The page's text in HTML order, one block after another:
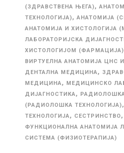
(ЗДРАВСТВЕНА ЊЕГА),
ТЕХНОЛОГИЈА), АНАТОМИЈА
АНАТОМИЈА И ХИСТОЛОГИЈА
ЛАБОРАТОРИЈСКА
ХИСТОЛОГИЈОМ (ФАРМАЦИЈА)
ВИРТУЕЛНА АНАТОМИЈА ЦНС
ДЕНТАЛНА МЕДИЦИНА,
МЕДИЦИНА, МЕДИЦИНСКО
ДИЈАГНОСТИКА,
(РАДИОЛОШКА ТЕХНОЛОГИЈА),
ТЕХНОЛОГИЈА, СЕСТРИНСТВО,
ФУНКЦИОНАЛНА АНАТОМИЈА
СИСТЕМА (ФИЗИОТЕРАПИЈА)